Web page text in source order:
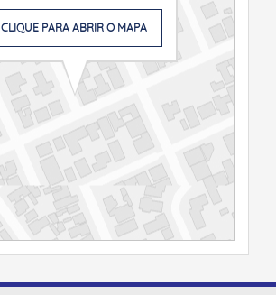
CLIQUE PARA ABRIR O MAPA